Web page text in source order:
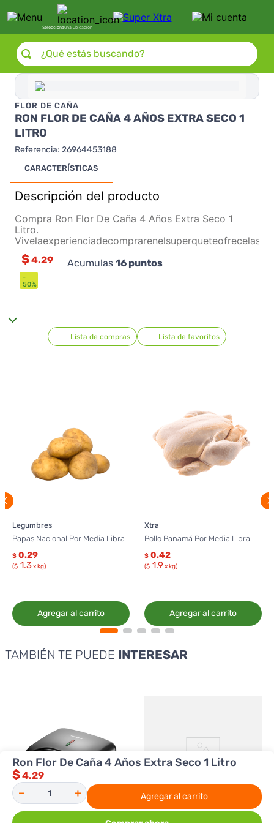
Seleccionauna ubicación
¿Qué estás buscando?
FLOR DE CAÑA
RON FLOR DE CAÑA 4 AÑOS EXTRA SECO 1
LITRO
Referencia: 26964453188
CARACTERÍSTICAS
Descripción del producto
Compra Ron Flor De Caña 4 Años Extra Seco 1
Litro.
-
50%
$4.29 Acumulas 16puntos
Lista de compras Lista de favoritos
Legumbres
Papas Nacional Por Media Libra
$ 0.29
($ 1.3x kg)
Agregar al carrito
Xtra
Pollo Panamá Por Media Libra
$ 0.42
($ 1.9 x kg)
Agregar al carrito
TAMBIÉN TE PUEDE INTERESAR
Ron Flor De Caña 4 Años Extra Seco 1 Litro
$4.29
＋
－ Agregar al carrito